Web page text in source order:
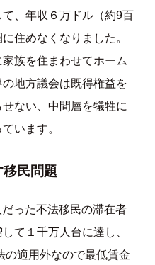
、年収６万ドル（約9百
住めなくなりました。
族を住まわせてホーム
地方議会は既得権益を
ない、中間層を犠牲に
います。
民問題
った不法移民の滞在者
て１千万人台に達し、
の適用外なので最低賃金